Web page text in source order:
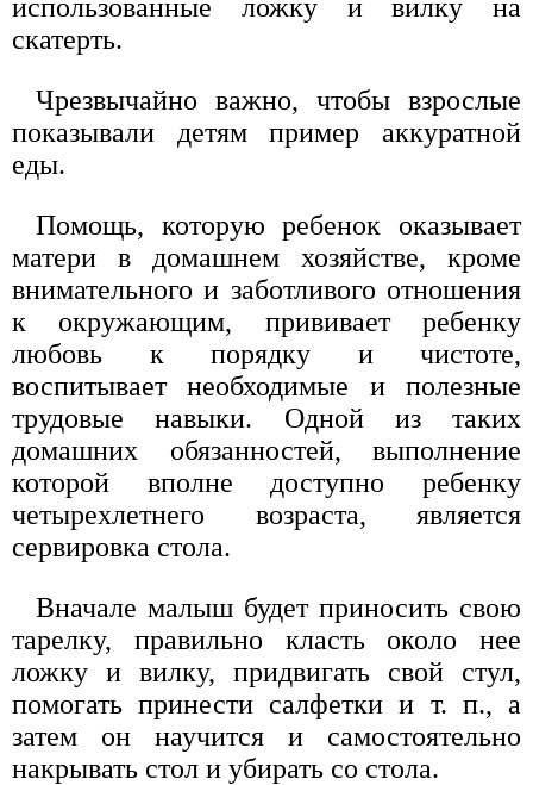
использованные ложку и вилку на
скатерть.
Чрезвычайно важно, чтобы взрослые
показывали детям пример аккуратной
еды.
Помощь, которую ребенок оказывает
матери в домашнем хозяйстве, кроме
внимательного и заботливого отношения
к окружающим, прививает ребенку
любовь к порядку и чистоте,
воспитывает необходимые и полезные
трудовые навыки. Одной из таких
домашних обязанностей, выполнение
которой вполне доступно ребенку
четырехлетнего возраста, является
сервировка стола.
Вначале малыш будет приносить свою
тарелку, правильно класть около нее
ложку и вилку, придвигать свой стул,
помогать принести салфетки и т. п., а
затем он научится и самостоятельно
накрывать стол и убирать со стола.